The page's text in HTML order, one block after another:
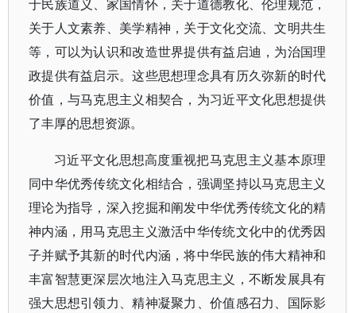
于民族道义、家国情怀，关于道德教化、伦理规范，
关于人文素养、美学精神，关于文化交流、文明共生
等，可以为认识和改造世界提供有益启迪，为治国理
政提供有益启示。这些思想理念具有历久弥新的时代
价值，与马克思主义相契合，为习近平文化思想提供
了丰厚的思想资源。
习近平文化思想高度重视把马克思主义基本原理
同中华优秀传统文化相结合，强调坚持以马克思主义
理论为指导，深入挖掘和阐发中华优秀传统文化的精
神内涵，用马克思主义激活中华传统文化中的优秀因
子并赋予其新的时代内涵，将中华民族的伟大精神和
丰富智慧更深层次地注入马克思主义，不断发展具有
强大思想引领力、精神凝聚力、价值感召力、国际影